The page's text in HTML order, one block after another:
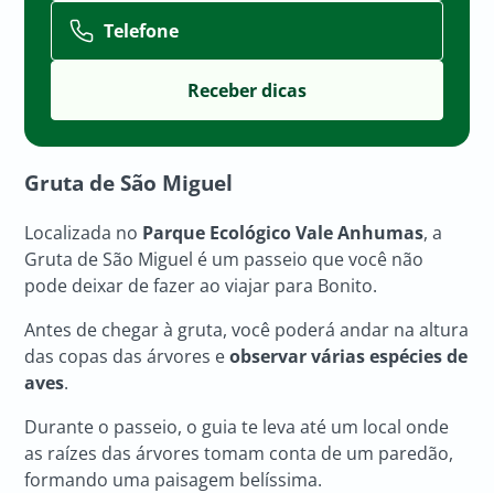
Telefone
Gruta de São Miguel
Localizada no Parque Ecológico Vale Anhumas, a
Gruta de São Miguel é um passeio que você não
pode deixar de fazer ao viajar para Bonito.
Antes de chegar à gruta, você poderá andar na altura
das copas das árvores eobservar várias espécies de
aves.
Durante o passeio, o guia te leva até um local onde
as raízes das árvores tomam conta de um paredão,
formando uma paisagem belíssima.